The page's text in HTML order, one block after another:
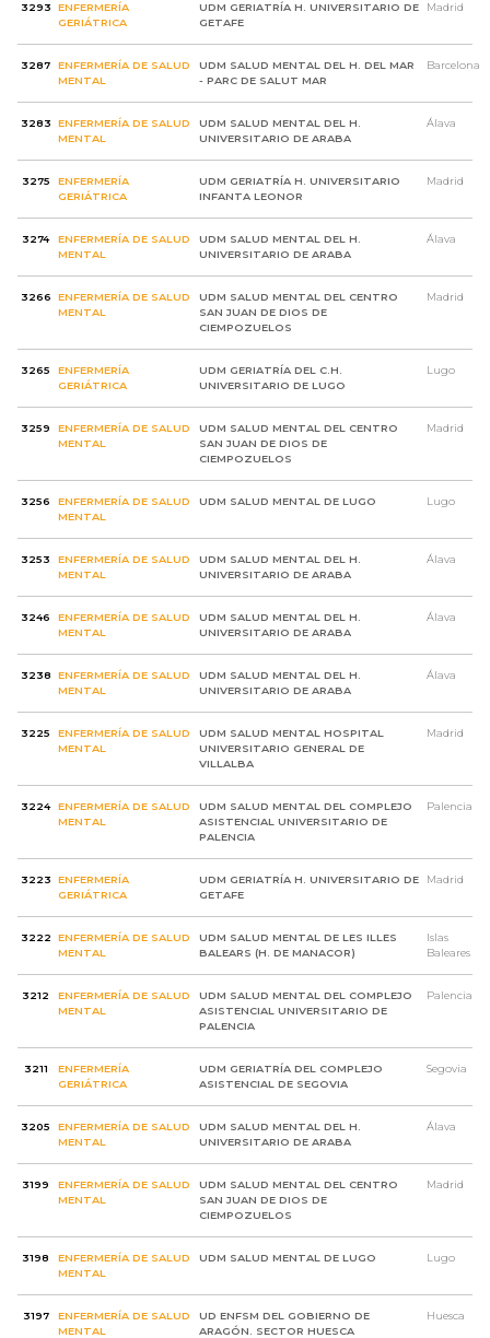
3293
ENFERMERÍA
GERIÁTRICA
UDM GERIATRÍA H. UNIVERSITARIO DE
GETAFE
Madrid
3287
ENFERMERÍA DE SALUD
MENTAL
UDM SALUD MENTAL DEL H. DEL MAR
- PARC DE SALUT MAR
Barcelona
3283
ENFERMERÍA DE SALUD
MENTAL
UDM SALUD MENTAL DEL H.
UNIVERSITARIO DE ARABA
Álava
3275
ENFERMERÍA
GERIÁTRICA
UDM GERIATRÍA H. UNIVERSITARIO
INFANTA LEONOR
Madrid
3274
ENFERMERÍA DE SALUD
MENTAL
UDM SALUD MENTAL DEL H.
UNIVERSITARIO DE ARABA
Álava
3266
ENFERMERÍA DE SALUD
MENTAL
UDM SALUD MENTAL DEL CENTRO
SAN JUAN DE DIOS DE
CIEMPOZUELOS
Madrid
3265
ENFERMERÍA
GERIÁTRICA
UDM GERIATRÍA DEL C.H.
UNIVERSITARIO DE LUGO
Lugo
3259
ENFERMERÍA DE SALUD
MENTAL
UDM SALUD MENTAL DEL CENTRO
SAN JUAN DE DIOS DE
CIEMPOZUELOS
Madrid
3256
ENFERMERÍA DE SALUD
MENTAL
UDM SALUD MENTAL DE LUGO Lugo
3253
ENFERMERÍA DE SALUD
MENTAL
UDM SALUD MENTAL DEL H.
UNIVERSITARIO DE ARABA
Álava
3246
ENFERMERÍA DE SALUD
MENTAL
UDM SALUD MENTAL DEL H.
UNIVERSITARIO DE ARABA
Álava
3238
ENFERMERÍA DE SALUD
MENTAL
UDM SALUD MENTAL DEL H.
UNIVERSITARIO DE ARABA
Álava
3225
ENFERMERÍA DE SALUD
MENTAL
UDM SALUD MENTAL HOSPITAL
UNIVERSITARIO GENERAL DE
VILLALBA
Madrid
3224
ENFERMERÍA DE SALUD
MENTAL
UDM SALUD MENTAL DEL COMPLEJO
ASISTENCIAL UNIVERSITARIO DE
PALENCIA
Palencia
3223
ENFERMERÍA
GERIÁTRICA
UDM GERIATRÍA H. UNIVERSITARIO DE
GETAFE
Madrid
3222
ENFERMERÍA DE SALUD
MENTAL
UDM SALUD MENTAL DE LES ILLES
BALEARS (H. DE MANACOR)
Islas
Baleares
3212
ENFERMERÍA DE SALUD
MENTAL
UDM SALUD MENTAL DEL COMPLEJO
ASISTENCIAL UNIVERSITARIO DE
PALENCIA
Palencia
3211
ENFERMERÍA
GERIÁTRICA
UDM GERIATRÍA DEL COMPLEJO
ASISTENCIAL DE SEGOVIA
Segovia
3205
ENFERMERÍA DE SALUD
MENTAL
UDM SALUD MENTAL DEL H.
UNIVERSITARIO DE ARABA
Álava
3199
ENFERMERÍA DE SALUD
MENTAL
UDM SALUD MENTAL DEL CENTRO
SAN JUAN DE DIOS DE
CIEMPOZUELOS
Madrid
3198
ENFERMERÍA DE SALUD
MENTAL
UDM SALUD MENTAL DE LUGO Lugo
3197
ENFERMERÍA DE SALUD
MENTAL
UD ENFSM DEL GOBIERNO DE
ARAGÓN. SECTOR HUESCA
Huesca